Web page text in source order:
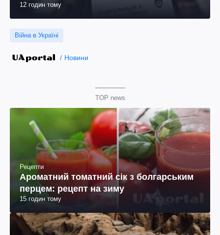
12 годин тому
Війна в Україні
Новини
TOP news
Рецепти
Ароматний томатний сік з болгарським
перцем: рецепт на зиму
15 годин тому